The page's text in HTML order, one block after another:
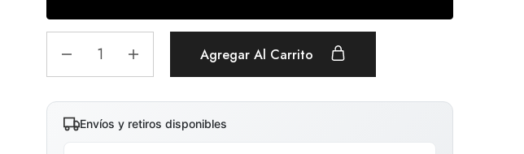
Agregar Al Carrito
Envíos y retiros disponibles